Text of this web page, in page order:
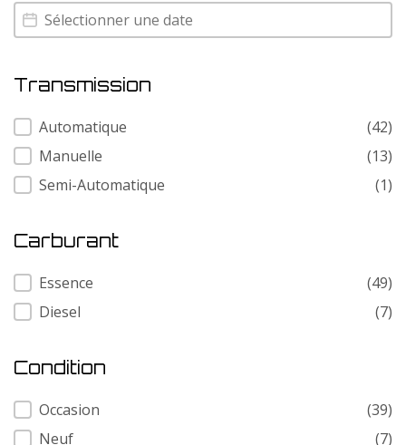
Annee
Annee
Transmission
Transmission
Automatique
(42)
Manuelle
(13)
Semi-Automatique
(1)
Carburant
Carburant
Essence
(49)
Diesel
(7)
Condition
Condition
Occasion
(39)
Neuf
(7)